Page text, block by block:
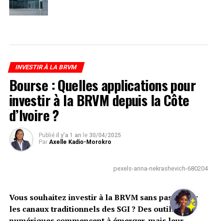
INVESTIR À LA BRVM
Bourse : Quelles applications pour
investir à la BRVM depuis la Côte
d’Ivoire ?
Publié il y'a 1 an le 30/04/2025
Par Axelle Kadio-Morokro
pexels-anna-nekrashevich-680204
Vous souhaitez investir à la BRVM sans passer par
les canaux traditionnels des SGI ? Des outils